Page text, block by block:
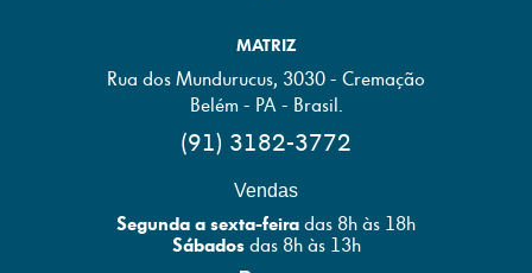
MATRIZ
Rua dos Mundurucus, 3030 - Cremação
Belém - PA - Brasil.
(91) 3182-3772
Vendas
Segunda a sexta-feira das 8h às 18h
Sábadosdas 8h às 13h